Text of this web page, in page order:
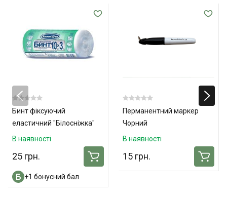
Бинт фіксуючий
еластичний "Білосніжка"
10см x 3м
В наявності
25 грн.
+1 бонусний бал
Перманентний маркер
Чорний
В наявності
15 грн.